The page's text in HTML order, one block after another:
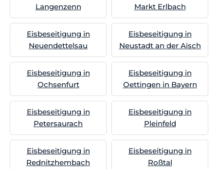
Langenzenn
Markt Erlbach
Eisbeseitigung in
Neuendettelsau
Eisbeseitigung in
Neustadt an der Aisch
Eisbeseitigung in
Ochsenfurt
Eisbeseitigung in
Oettingen in Bayern
Eisbeseitigung in
Petersaurach
Eisbeseitigung in
Pleinfeld
Eisbeseitigung in
Rednitzhembach
Eisbeseitigung in
Roßtal